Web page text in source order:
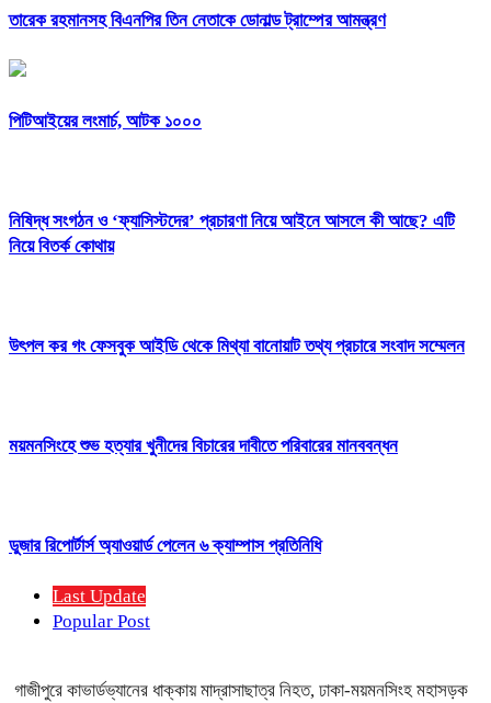
তারেক রহমানসহ বিএনপির তিন নেতাকে ডোনাল্ড ট্রাম্পের আমন্ত্রণ
পিটিআইয়ের লংমার্চ, আটক ১০০০
নিষিদ্ধ সংগঠন ও ‘ফ্যাসিস্টদের’ প্রচারণা নিয়ে আইনে আসলে কী আছে? এটি
নিয়ে বিতর্ক কোথায়
উৎপল কর গং ফেসবুক আইডি থেকে মিথ্যা বানোয়াট তথ্য প্রচারে সংবাদ সম্মেলন
ময়মনসিংহে শুভ হত্যার খুনীদের বিচারের দাবীতে পরিবারের মানববন্ধন
ডুজার রিপোর্টার্স অ্যাওয়ার্ড পেলেন ৬ ক্যাম্পাস প্রতিনিধি
Last Update
Popular Post
গাজীপুরে কাভার্ডভ্যানের ধাক্কায় মাদ্রাসাছাত্র নিহত, ঢাকা-ময়মনসিংহ মহাসড়ক